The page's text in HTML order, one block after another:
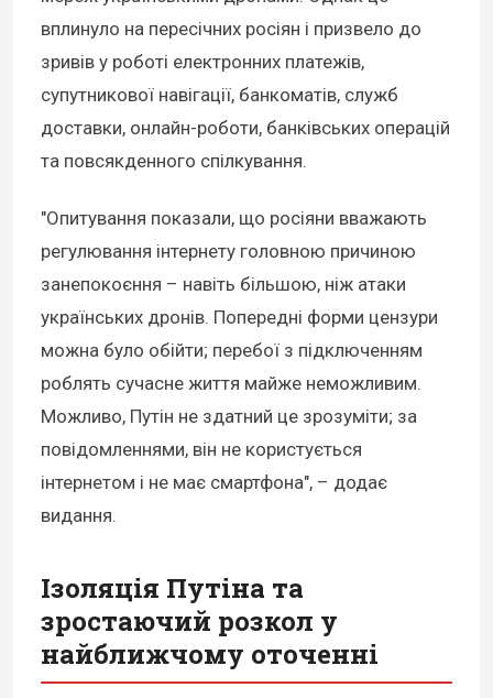
вплинуло на пересічних росіян і призвело до
зривів у роботі електронних платежів,
супутникової навігації, банкоматів, служб
доставки, онлайн-роботи, банківських операцій
та повсякденного спілкування.
"Опитування показали, що росіяни вважають
регулювання інтернету головною причиною
занепокоєння – навіть більшою, ніж атаки
українських дронів. Попередні форми цензури
можна було обійти; перебої з підключенням
роблять сучасне життя майже неможливим.
Можливо, Путін не здатний це зрозуміти; за
повідомленнями, він не користується
інтернетом і не має смартфона", – додає
видання.
Ізоляція Путіна та
зростаючий розкол у
найближчому оточенні